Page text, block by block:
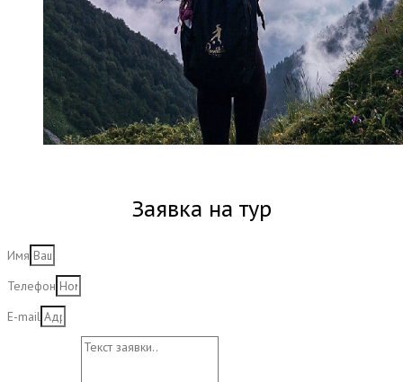
Заявка на тур
Имя
Телефон
E-mail